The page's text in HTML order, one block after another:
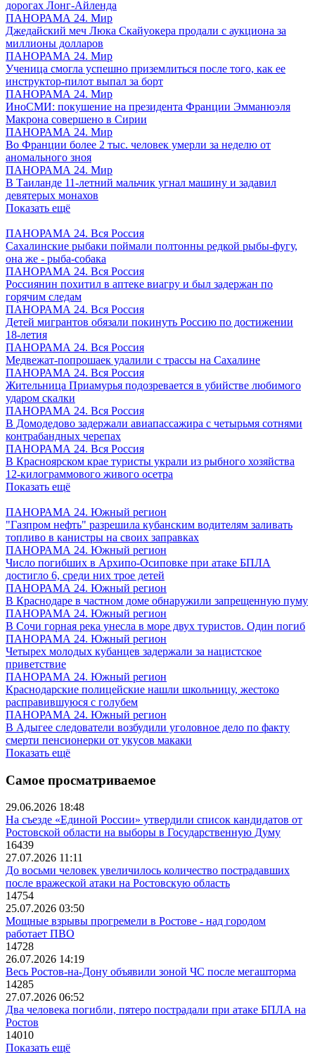
дорогах Лонг-Айленда
ПАНОРАМА 24. Мир
Джедайский меч Люка Скайуокера продали с аукциона за
миллионы долларов
ПАНОРАМА 24. Мир
Ученица смогла успешно приземлиться после того, как ее
инструктор-пилот выпал за борт
ПАНОРАМА 24. Мир
ИноСМИ: покушение на президента Франции Эмманюэля
Макрона совершено в Сирии
ПАНОРАМА 24. Мир
Во Франции более 2 тыс. человек умерли за неделю от
аномального зноя
ПАНОРАМА 24. Мир
В Таиланде 11-летний мальчик угнал машину и задавил
девятерых монахов
Показать ещё
ПАНОРАМА 24. Вся Россия
Сахалинские рыбаки поймали полтонны редкой рыбы-фугу,
она же - рыба-собака
ПАНОРАМА 24. Вся Россия
Россиянин похитил в аптеке виагру и был задержан по
горячим следам
ПАНОРАМА 24. Вся Россия
Детей мигрантов обязали покинуть Россию по достижении
18-летия
ПАНОРАМА 24. Вся Россия
Медвежат-попрошаек удалили с трассы на Сахалине
ПАНОРАМА 24. Вся Россия
Жительница Приамурья подозревается в убийстве любимого
ударом скалки
ПАНОРАМА 24. Вся Россия
В Домодедово задержали авиапассажира с четырьмя сотнями
контрабандных черепах
ПАНОРАМА 24. Вся Россия
В Красноярском крае туристы украли из рыбного хозяйства
12-килограммового живого осетра
Показать ещё
ПАНОРАМА 24. Южный регион
"Газпром нефть" разрешила кубанским водителям заливать
топливо в канистры на своих заправках
ПАНОРАМА 24. Южный регион
Число погибших в Архипо-Осиповке при атаке БПЛА
достигло 6, среди них трое детей
ПАНОРАМА 24. Южный регион
В Краснодаре в частном доме обнаружили запрещенную пуму
ПАНОРАМА 24. Южный регион
В Сочи горная река унесла в море двух туристов. Один погиб
ПАНОРАМА 24. Южный регион
Четырех молодых кубанцев задержали за нацистское
приветствие
ПАНОРАМА 24. Южный регион
Краснодарские полицейские нашли школьницу, жестоко
расправившуюся с голубем
ПАНОРАМА 24. Южный регион
В Адыгее следователи возбудили уголовное дело по факту
смерти пенсионерки от укусов макаки
Показать ещё
Самое просматриваемое
29.06.2026 18:48
На съезде «Единой России» утвердили список кандидатов от
Ростовской области на выборы в Государственную Думу
16439
27.07.2026 11:11
До восьми человек увеличилось количество пострадавших
после вражеской атаки на Ростовскую область
14754
25.07.2026 03:50
Мощные взрывы прогремели в Ростове - над городом
работает ПВО
14728
26.07.2026 14:19
Весь Ростов-на-Дону объявили зоной ЧС после мегашторма
14285
27.07.2026 06:52
Два человека погибли, пятеро пострадали при атаке БПЛА на
Ростов
14010
Показать ещё